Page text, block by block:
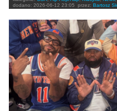
dodano: 2026-06-12 23:05 przez: Bartosz